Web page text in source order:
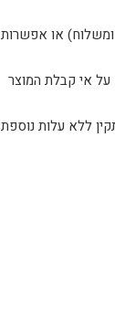
ומשלוח) או אפשרות
אי קבלת המוצר
ואנו נדאג להחלפתו במוצר תקין ללא עלות נוספת